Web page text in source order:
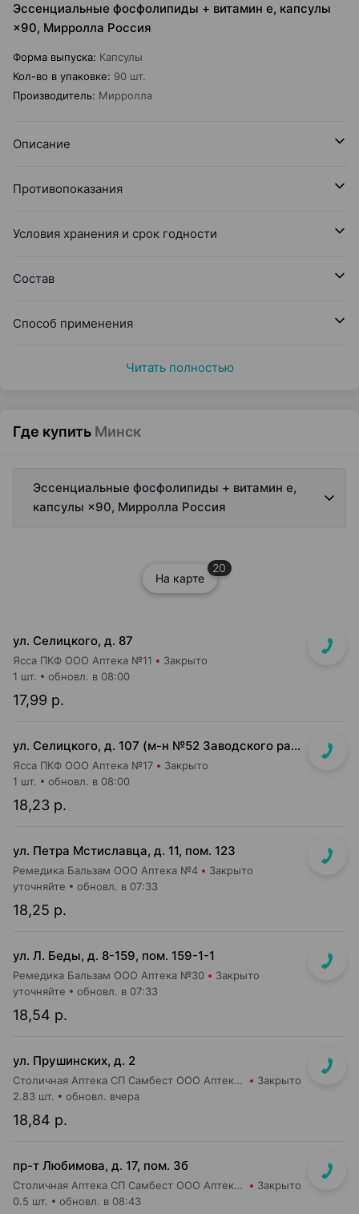
Эссенциальные фосфолипиды + витамин е, капсулы
×90, Мирролла Россия
Форма выпуска: Капсулы
Кол-во в упаковке: 90 шт.
Производитель: Мирролла
Описание
Противопоказания
Условия хранения и срок годности
Состав
Способ применения
Читать полностью
Где купить Минск
Эссенциальные фосфолипиды + витамин е,
капсулы ×90, Мирролла Россия
На карте
20
ул. Селицкого, д. 87
Ясса ПКФ ООО Аптека №11 Закрыто
17,99 р.
1 шт. обновл. в 08:00
ул. Селицкого, д. 107 (м-н №52 Заводского райпищеторга)
Ясса ПКФ ООО Аптека №17 Закрыто
18,23 р.
1 шт. обновл. в 08:00
ул. Петра Мстиславца, д. 11, пом. 123
Ремедика Бальзам ООО Аптека №4 Закрыто
18,25 р.
уточняйте обновл. в 07:33
ул. Л. Беды, д. 8-159, пом. 159-1-1
Ремедика Бальзам ООО Аптека №30 Закрыто
18,54 р.
уточняйте обновл. в 07:33
ул. Прушинских, д. 2
Столичная Аптека СП Самбест ООО Аптека №17 Закрыто
18,84 р.
2.83 шт. обновл. вчера
пр-т Любимова, д. 17, пом. 3б
Столичная Аптека СП Самбест ООО Аптека №6 Закрыто
0.5 шт. обновл. в 08:43